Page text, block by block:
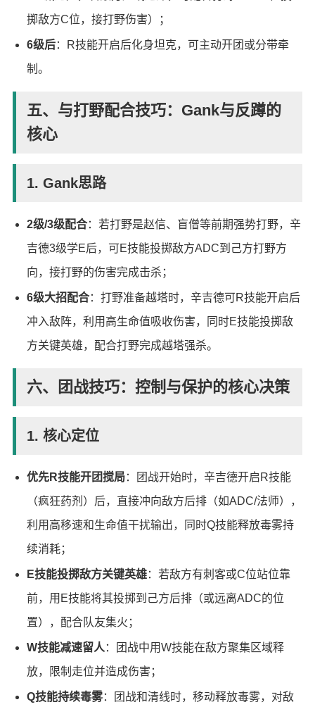
掷敌方C位，接打野伤害）；
6级后：R技能开启后化身坦克，可主动开团或分带牵
制。
五、与打野配合技巧：Gank与反蹲的
核心
1. Gank思路
2级/3级配合：若打野是赵信、盲僧等前期强势打野，辛
吉德3级学E后，可E技能投掷敌方ADC到己方打野方
向，接打野的伤害完成击杀；
6级大招配合：打野准备越塔时，辛吉德可R技能开启后
冲入敌阵，利用高生命值吸收伤害，同时E技能投掷敌
方关键英雄，配合打野完成越塔强杀。
六、团战技巧：控制与保护的核心决策
1. 核心定位
优先R技能开团搅局：团战开始时，辛吉德开启R技能
（疯狂药剂）后，直接冲向敌方后排（如ADC/法师），
利用高移速和生命值干扰输出，同时Q技能释放毒雾持
续消耗；
E技能投掷敌方关键英雄：若敌方有刺客或C位站位靠
前，用E技能将其投掷到己方后排（或远离ADC的位
置），配合队友集火；
W技能减速留人 ：团战中用W技能在敌方聚集区域释
放，限制走位并造成伤害；
Q技能持续毒雾：团战和清线时，移动释放毒雾，对敌